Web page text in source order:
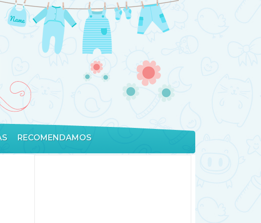
RECOMENDAMOS